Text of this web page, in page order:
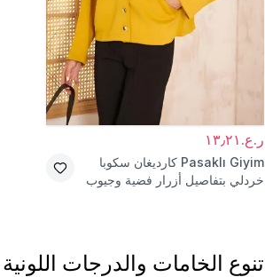
ر.ع.١٣٫٢١
Pasaklı Giyim كارديغان سكوبا
خردلي بتفاصيل أزرار فضية وجيوب
تنوع الخامات والدرجات